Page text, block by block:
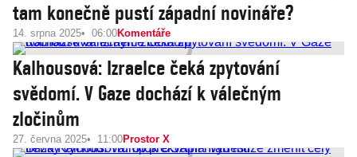
tam konečně pustí západní novináře?
14. srpna 2025 06:00Komentáře
Kalhousová: Izraelce čeká zpytování
svědomí. V Gaze dochází k válečným
zločinům
27. června 2025 11:00Prostor X